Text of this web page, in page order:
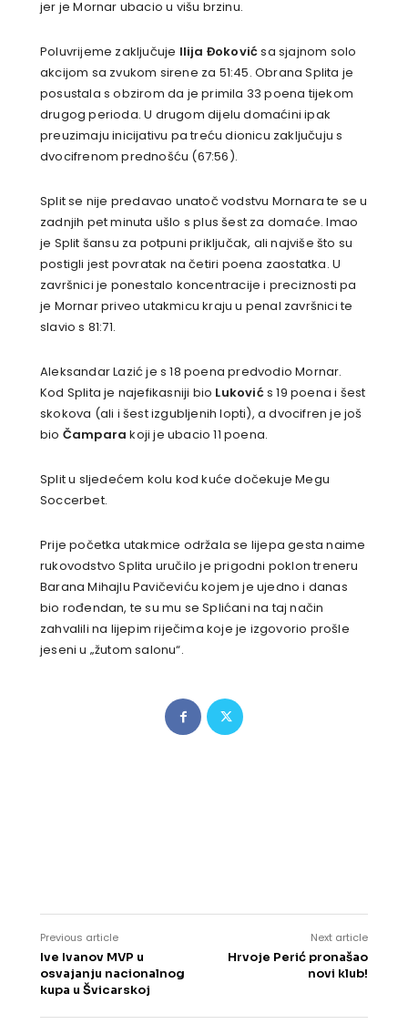
jer je Mornar ubacio u višu brzinu.
Poluvrijeme zaključuje Ilija Đokovićsa sjajnom solo
akcijom sa zvukom sirene za 51:45. Obrana Splita je
posustala s obzirom da je primila 33 poena tijekom
drugog perioda. U drugom dijelu domaćini ipak
preuzimaju inicijativu pa treću dionicu zaključuju s
dvocifrenom prednošću (67:56).
Split se nije predavao unatoč vodstvu Mornara te se u
zadnjih pet minuta ušlo s plus šest za domaće. Imao
je Split šansu za potpuni priključak, ali najviše što su
postigli jest povratak na četiri poena zaostatka. U
završnici je ponestalo koncentracije i preciznosti pa
je Mornar priveo utakmicu kraju u penal završnici te
slavio s 81:71.
Aleksandar Lazić je s 18 poena predvodio Mornar.
Kod Splita je najefikasniji bio Lukovićs 19 poena i šest
skokova (ali i šest izgubljenih lopti), a dvocifren je još
bio Čampara koji je ubacio 11 poena.
Split u sljedećem kolu kod kuće dočekuje Megu
Soccerbet.
Prije početka utakmice održala se lijepa gesta naime
rukovodstvo Splita uručilo je prigodni poklon treneru
Barana Mihajlu Pavičeviću kojem je ujedno i danas
bio rođendan, te su mu se Splićani na taj način
zahvalili na lijepim riječima koje je izgovorio prošle
jeseni u „žutom salonu“.
Previous article
Ive Ivanov MVP u
osvajanju nacionalnog
kupa u Švicarskoj
Next article
Hrvoje Perić pronašao
novi klub!